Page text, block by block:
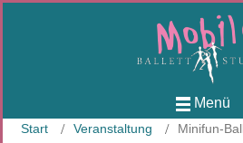
Menü
Start Veranstaltung Minifun-